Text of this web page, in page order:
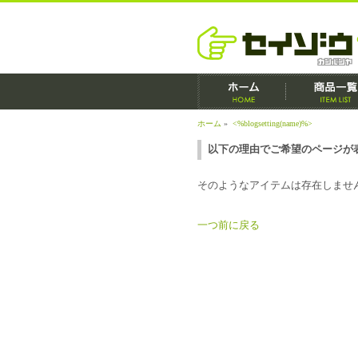
ホーム » <%blogsetting(name)%>
以下の理由でご希望のページが
そのようなアイテムは存在しませ
一つ前に戻る